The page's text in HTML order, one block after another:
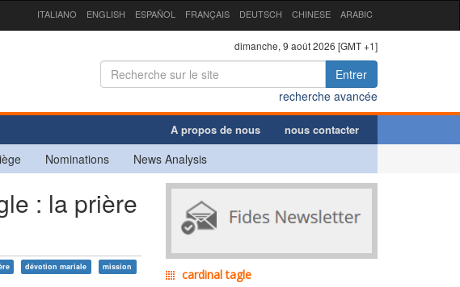
ITALIANO ENGLISH ESPAÑOL FRANÇAIS DEUTSCH CHINESE ARABIC
dimanche, 9 août 2026 [GMT +1]
Entrer
recherche avancée
A propos de nous nous contacter
Nominations News Analysis
: la prière
dévotion mariale mission
cardinal tagle